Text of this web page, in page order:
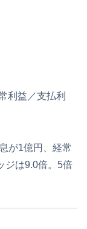
利益／支払利
が1億円、経常
ジは9.0倍。5倍